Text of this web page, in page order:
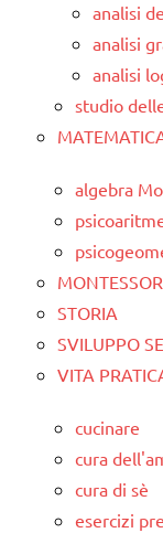
analisi
analisi
analisi
studio
algebra
STORIA
SVILUPPO
VITA
cucinare
cura
cura di sè
esercizi